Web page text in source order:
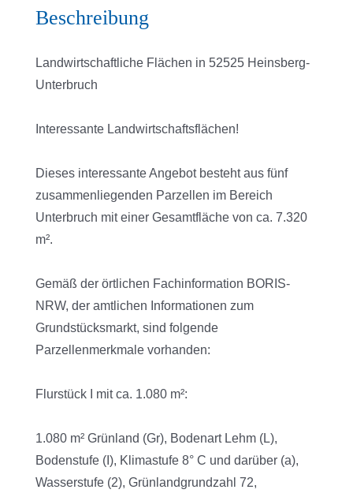
Beschreibung
Landwirtschaftliche Flächen in 52525 Heinsberg-
Unterbruch
Interessante Landwirtschaftsflächen!
Dieses interessante Angebot besteht aus fünf
zusammenliegenden Parzellen im Bereich
Unterbruch mit einer Gesamtfläche von ca. 7.320
m².
Gemäß der örtlichen Fachinformation BORIS-
NRW, der amtlichen Informationen zum
Grundstücksmarkt, sind folgende
Parzellenmerkmale vorhanden:
Flurstück I mit ca. 1.080 m²:
1.080 m² Grünland (Gr), Bodenart Lehm (L),
Bodenstufe (I), Klimastufe 8° C und darüber (a),
Wasserstufe (2), Grünlandgrundzahl 72,